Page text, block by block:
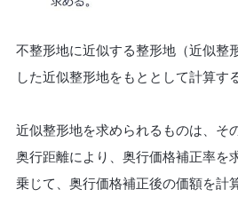
不整形地に近似する整形地（近似整
した近似整形地をもととして計算す
近似整形地を求められるものは、そ
奥行距離により、奥行価格補正率を
乗じて、奥行価格補正後の価額を計